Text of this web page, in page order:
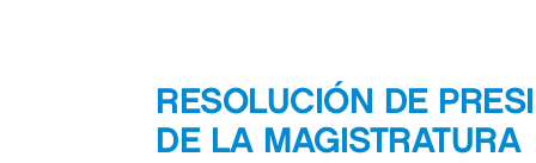
RESOLUCIÓN DE
DE LA MAGISTRATURA